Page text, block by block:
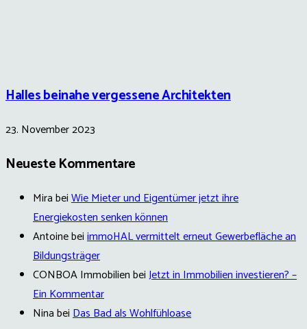
Halles beinahe vergessene Architekten
23. November 2023
Neueste Kommentare
MirabeiWie Mieter und Eigentümer jetzt ihre
Energiekosten senken können
AntoinebeiimmoHAL vermittelt erneut Gewerbefläche an
Bildungsträger
CONBOA ImmobilienbeiJetzt in Immobilien investieren? –
Ein Kommentar
NinabeiDas Bad als Wohlfühloase